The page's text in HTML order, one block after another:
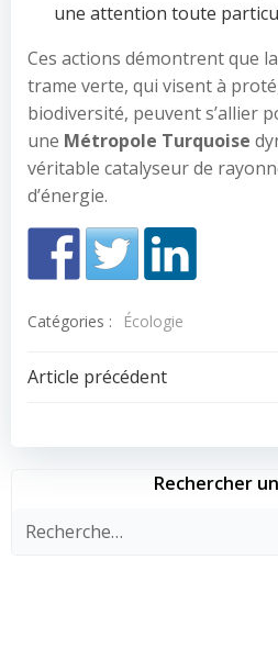
une attention toute
Ces actions démontrent que
trame verte, qui visent à
biodiversité, peuvent s’allier
une Métropole Turquoise
véritable catalyseur de
d’énergie.
Catégories : Écologie
Navigation
de
l’article
Article précédent
Rechercher